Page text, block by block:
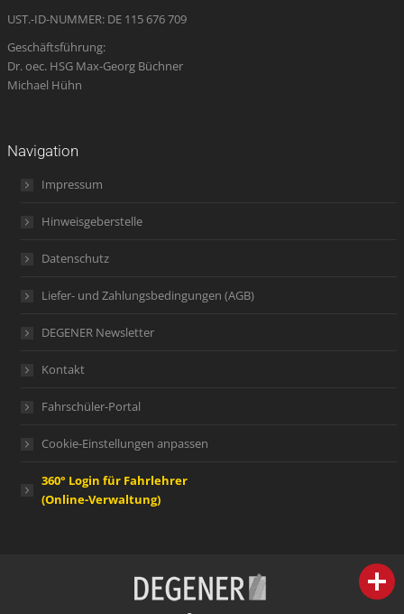
UST.-ID-NUMMER: DE 115 676 709
Geschäftsführung:
Dr. oec. HSG Max-Georg Büchner
Michael Hühn
Navigation
Impressum
Hinweisgeberstelle
Datenschutz
Liefer- und Zahlungsbedingungen (AGB)
DEGENER Newsletter
Kontakt
Fahrschüler-Portal
Cookie-Einstellungen anpassen
360° Login für Fahrlehrer
(Online-Verwaltung)
person IHR FACHBERATER